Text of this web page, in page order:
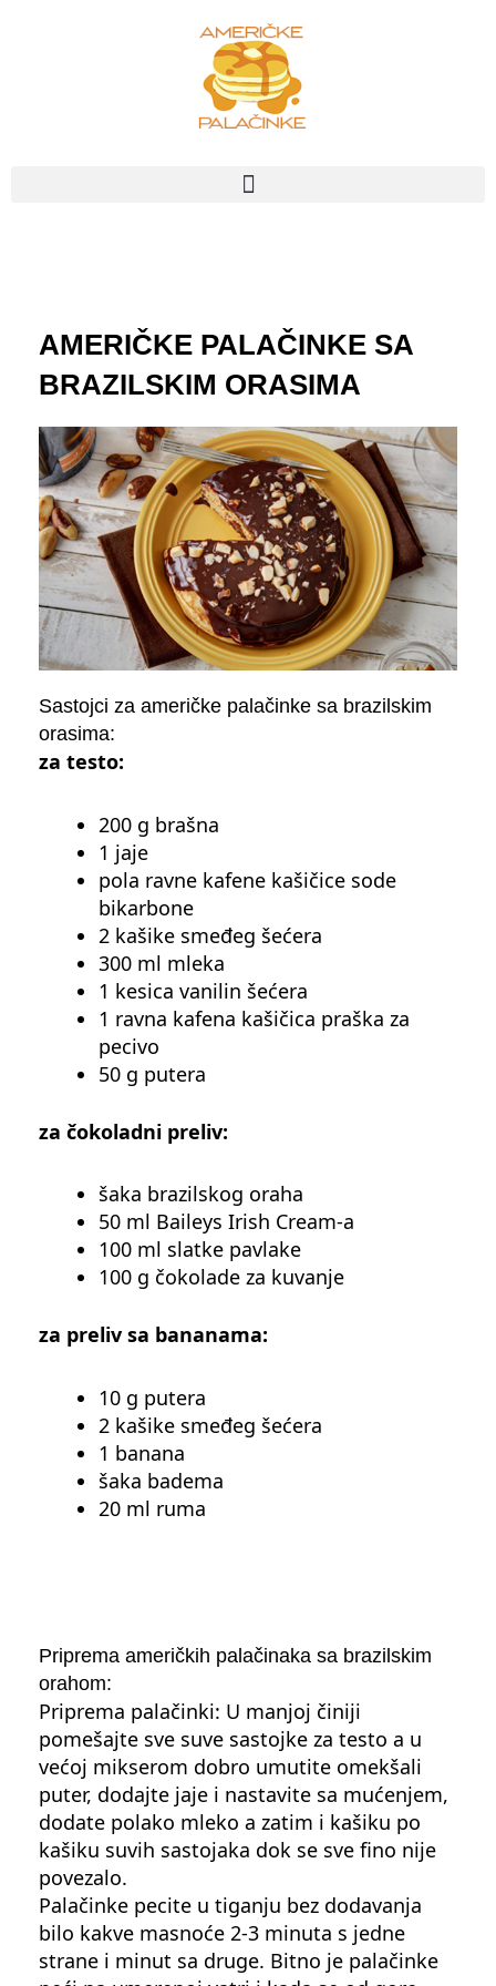
AMERIČKE PALAČINKE SA
BRAZILSKIM ORASIMA
Sastojci za američke palačinke sa brazilskim
orasima:
za testo:
200 g brašna
1 jaje
pola ravne kafene kašičice sode
bikarbone
2 kašike smeđeg šećera
300 ml mleka
1 kesica vanilin šećera
1 ravna kafena kašičica praška za
pecivo
50 g putera
za čokoladni preliv:
šaka brazilskog oraha
50 ml Baileys Irish Cream-a
100 ml slatke pavlake
100 g čokolade za kuvanje
za preliv sa bananama:
10 g putera
2 kašike smeđeg šećera
1 banana
šaka badema
20 ml ruma
Priprema američkih palačinaka sa brazilskim
orahom:
Priprema palačinki: U manjoj činiji
pomešajte sve suve sastojke za testo a u
većoj mikserom dobro umutite omekšali
puter, dodajte jaje i nastavite sa mućenjem,
dodate polako mleko a zatim i kašiku po
kašiku suvih sastojaka dok se sve fino nije
povezalo.
Palačinke pecite u tiganju bez dodavanja
bilo kakve masnoće 2-3 minuta s jedne
strane i minut sa druge. Bitno je palačinke